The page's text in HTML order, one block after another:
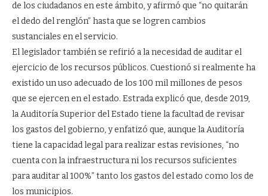
de los ciudadanos en este ámbito, y afirmó que “no quitarán
el dedo del renglón” hasta que se logren cambios
sustanciales en el servicio.
El legislador también se refirió a la necesidad de auditar el
ejercicio de los recursos públicos. Cuestionó si realmente ha
existido un uso adecuado de los 100 mil millones de pesos
que se ejercen en el estado. Estrada explicó que, desde 2019,
la Auditoría Superior del Estado tiene la facultad de revisar
los gastos del gobierno, y enfatizó que, aunque la Auditoría
tiene la capacidad legal para realizar estas revisiones, “no
cuenta con la infraestructura ni los recursos suficientes
para auditar al 100%” tanto los gastos del estado como los de
los municipios.